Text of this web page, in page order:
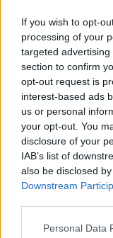
If you wish to opt-
processing of your
targeted
section to confirm
opt-out request is
interest-based ads
us or personal
your opt-out. You
disclosure of your
IAB’s list of
also be disclosed
Downstream
Personal Data
vão ser